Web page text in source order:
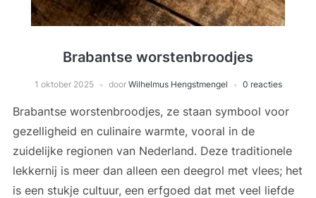
Brabantse worstenbroodjes
1 oktober 2025 door Wilhelmus Hengstmengel 0 reacties
Brabantse worstenbroodjes, ze staan symbool voor
gezelligheid en culinaire warmte, vooral in de
zuidelijke regionen van Nederland. Deze traditionele
lekkernij is meer dan alleen een deegrol met vlees; het
is een stukje cultuur, een erfgoed dat met veel liefde